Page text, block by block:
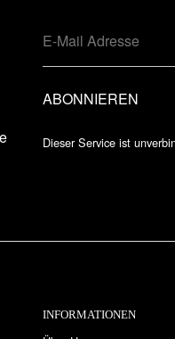
Dieser Service ist
INFORMATIONEN